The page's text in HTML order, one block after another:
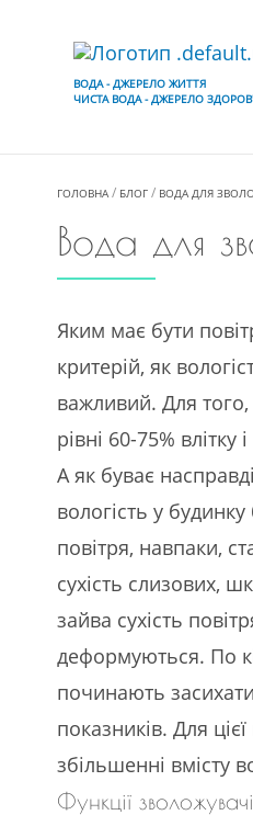
ВОДА - ДЖЕРЕЛО ЖИТТЯ
ЧИСТА ВОДА - ДЖЕРЕЛО
ГОЛОВНА БЛОГ ВОДА ДЛЯ
Вода для
Яким має бути
критерій, як
важливий. Для
рівні 60-75% влітку
А як буває
вологість у
повітря, навпаки,
сухість слизових,
зайва сухість
деформуються. По
починають
показників. Для
збільшенні вмісту
Функції